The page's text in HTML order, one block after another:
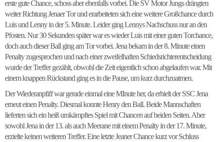
erste gute Chance, schoss aber ebenfalls vorbei. Die SV Motor Jungs drängten
weiter Richtung Jenaer Tor und erarbeiteten sich eine weitere Großchance durch
Luis und Lenny in der 5. Minute. Leider ging Lennys Nachschuss nur an den
Pfosten. Nur 30 Sekunden später war es wieder Luis mit einer guten Torchance,
doch auch dieser Ball ging am Tor vorbei. Jena bekam in der 8. Minute einen
Penalty zugesprochen und nach einer zweifelhaften Schiedsrichterentscheidung
wurde der Treffer gezählt, obwohl die Zeit eigentlich schon abgelaufen war. Mit
einem knappen Rückstand ging es in die Pause, um kurz durchzuatmen.
Der Wiederanpfiff war gerade einmal eine MInute her, da erhielt der SSC Jena
erneut einen Penalty. Diesmal konnte Henry den Ball. Beide Mannschaften
lieferten sich ein heiß umkämpftes Spiel mit Chancen auf beiden Seiten. Aber
sowohl Jena in der 13. als auch Meerane mit einem Penalty in der 17. Minute,
erzielte keinen weiteren Treffer. Eine letzte Jeaner Chance kurz vor Schluss